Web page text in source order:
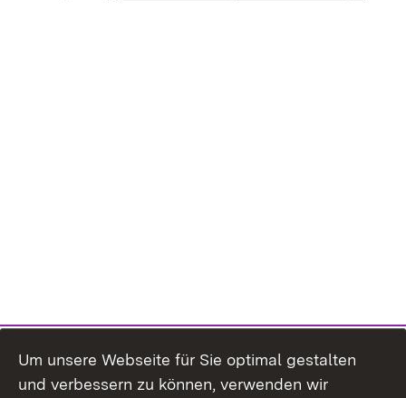
Um unsere Webseite für Sie optimal gestalten
und verbessern zu können, verwenden wir